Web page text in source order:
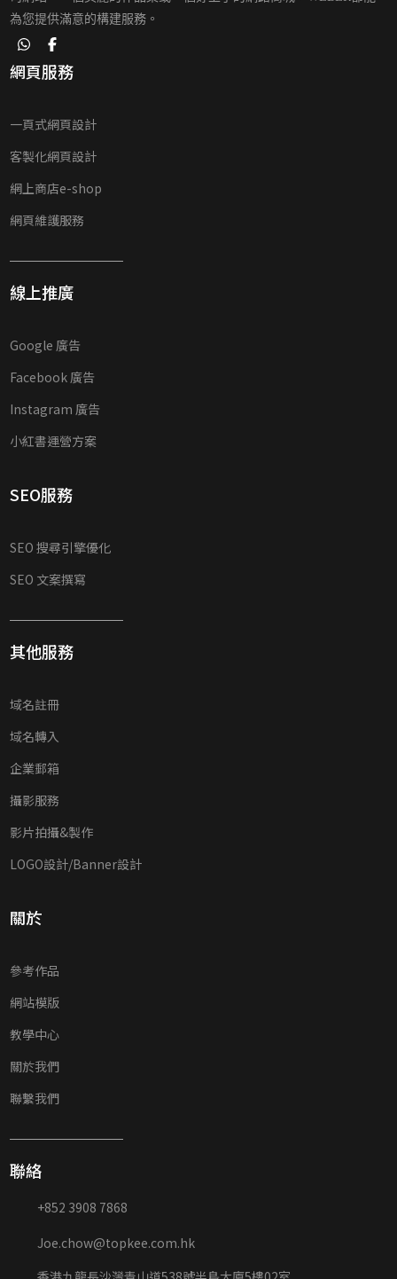
為您提供滿意的構建服務。
網頁服務
一頁式網頁設計
客製化網頁設計
網上商店e-shop
網頁維護服務
線上推廣
Google 廣告
Facebook 廣告
Instagram 廣告
小紅書運營方案
SEO服務
SEO 搜尋引擎優化
SEO 文案撰寫
其他服務
域名註冊
域名轉入
企業郵箱
攝影服務
影片拍攝&製作
LOGO設計/Banner設計
關於
參考作品
網站模版
教學中心
關於我們
聯繫我們
聯絡
+852 3908 7868
Joe.chow@topkee.com.hk